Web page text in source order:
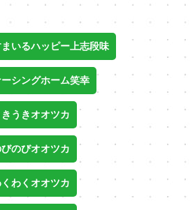
いるハッピー上志段味
シングホーム笑幸
きうきオオツカ
のびオオツカ
わくオオツカ